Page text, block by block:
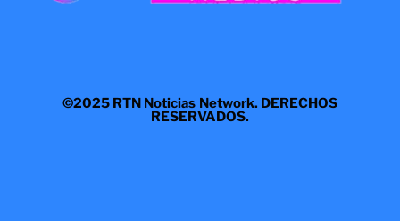
©2025 RTN Noticias Network. DERECHOS
RESERVADOS.